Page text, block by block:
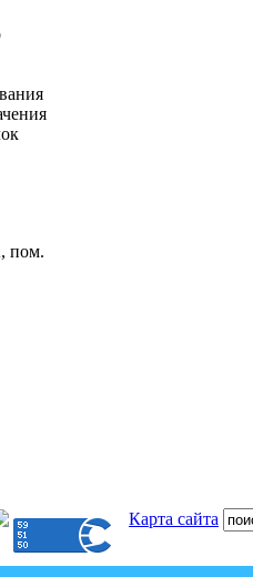
пом.
Карта сайта